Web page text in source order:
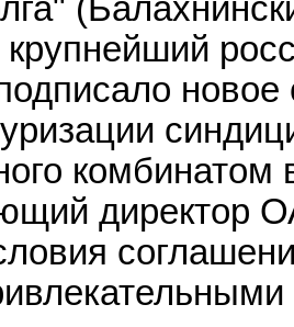
комбинатом
директор